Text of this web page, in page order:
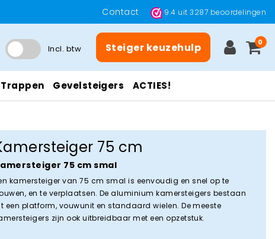
Contact 9.4 uit3287 beoordelingen
Incl. btw Steiger keuzehulp 0
Trappen Gevelsteigers ACTIES!
75 cm
75 cm smal
kamersteiger van 75 cm smal is eenvoudig en snel op te
en te verplaatsen. De aluminium kamersteigers bestaan
een platform, vouwunit en standaard wielen. De meeste
zijn ook uitbreidbaar met een opzetstuk.